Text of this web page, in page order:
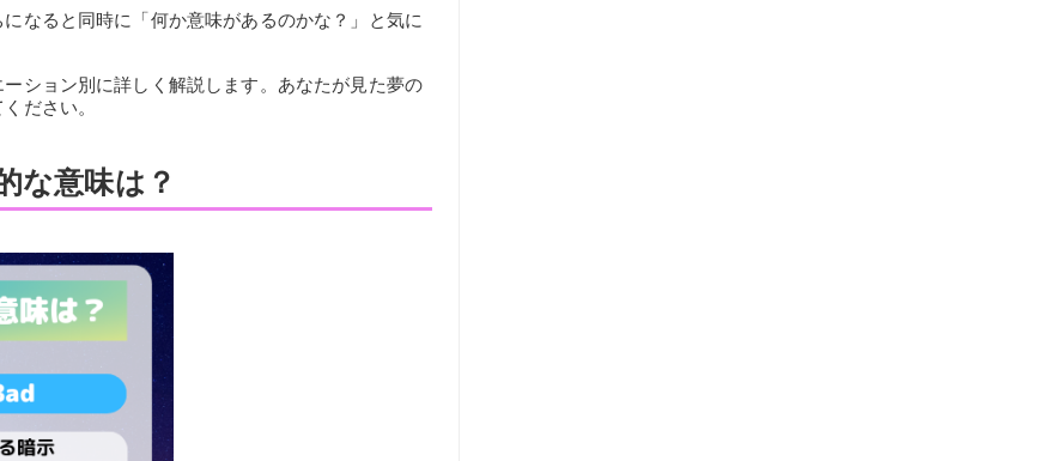
なると同時に「何か意味があるのかな？」と気に
ション別に詳しく解説します。あなたが見た夢の
ださい。
な意味は？